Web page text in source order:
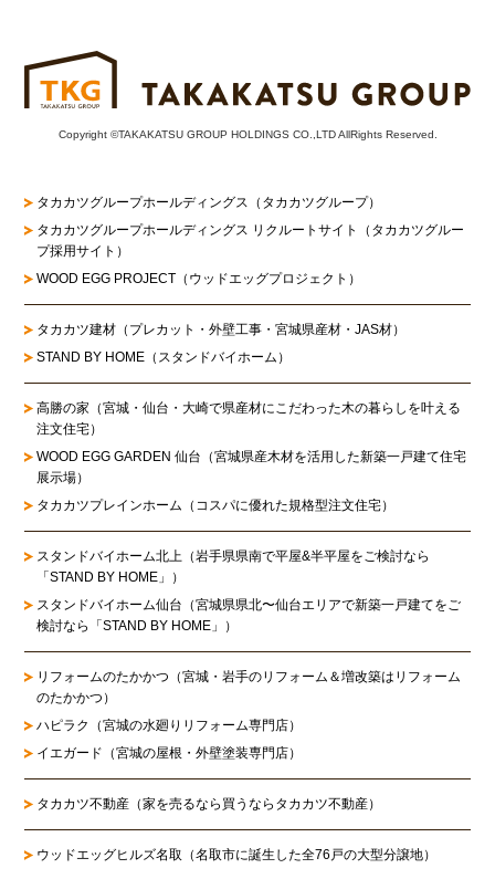
Copyright ©TAKAKATSU GROUP HOLDINGS CO.,LTD AllRights Reserved.
タカカツグループホールディングス（タカカツグループ）
タカカツグループホールディングス リクルートサイト
（タカカツグルー
プ採用サイト）
WOOD EGG PROJECT（ウッドエッグプロジェクト）
タカカツ建材（プレカット・外壁工事・宮城県産材・JAS材）
STAND BY HOME（スタンドバイホーム）
高勝の家 （宮城・仙台・大崎で県産材にこだわった木の暮らしを叶える
注文住宅）
WOOD EGG GARDEN 仙台（宮城県産木材を活用した新築一戸建て住宅
展示場）
タカカツプレインホーム（コスパに優れた規格型注文住宅）
スタンドバイホーム北上 （岩手県県南で平屋&半平屋をご検討なら
「STAND BY HOME」）
スタンドバイホーム仙台 （宮城県県北〜仙台エリアで新築一戸建てをご
検討なら「STAND BY HOME」）
リフォームのたかかつ （宮城・岩手のリフォーム＆増改築はリフォーム
のたかかつ）
ハピラク（宮城の水廻りリフォーム専門店）
イエガード（宮城の屋根・外壁塗装専門店）
タカカツ不動産（家を売るなら買うならタカカツ不動産）
ウッドエッグヒルズ名取（名取市に誕生した全76戸の大型分譲地）